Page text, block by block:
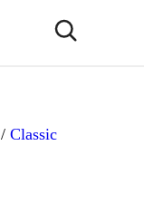
/ Classic